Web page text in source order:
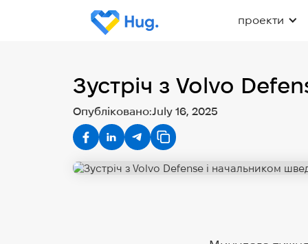
проекти
Зустріч з Volvo
Опубліковано:July 16, 2025